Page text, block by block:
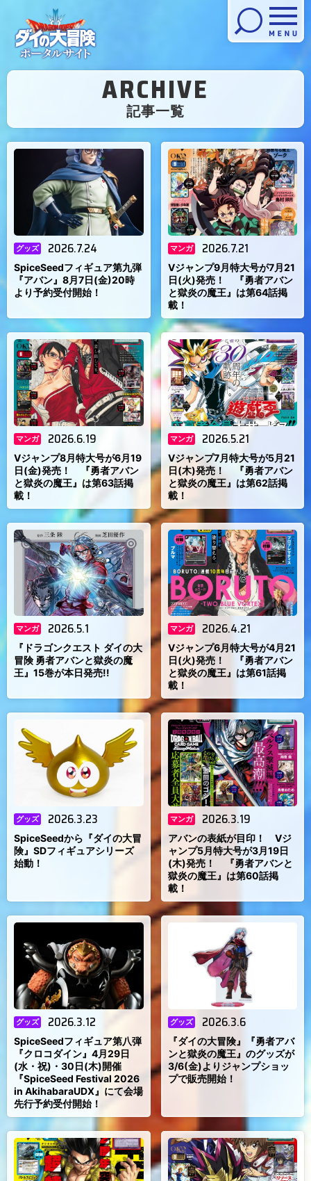
ARCHIVE
記事一覧
）
グッズ 2026.7.24
SpiceSeedフィギュア第九弾
『アバン』8月7日(金)20時
より予約受付開始！
マンガ 2026.7.21
Vジャンプ9月特大号が7月21
日(火)発売！ 『勇者アバン
と獄炎の魔王』は第64話掲
載！
マンガ 2026.6.19
Vジャンプ8月特大号が6月19
日(金)発売！ 『勇者アバン
と獄炎の魔王』は第63話掲
載！
マンガ 2026.5.21
Vジャンプ7月特大号が5月21
日(木)発売！ 『勇者アバン
と獄炎の魔王』は第62話掲
載！
マンガ 2026.5.1
『ドラゴンクエスト ダイの大
冒険 勇者アバンと獄炎の魔
王』15巻が本日発売!!
マンガ 2026.4.21
Vジャンプ6月特大号が4月21
日(火)発売！ 『勇者アバン
と獄炎の魔王』は第61話掲
載！
グッズ 2026.3.23
SpiceSeedから『ダイの大冒
険』SDフィギュアシリーズ
始動！
マンガ 2026.3.19
アバンの表紙が目印！ Vジ
ャンプ5月特大号が3月19日
(木)発売！ 『勇者アバンと
獄炎の魔王』は第60話掲
載！
グッズ 2026.3.12
SpiceSeedフィギュア第八弾
『クロコダイン』4月29日
(水・祝)・30日(木)開催
『SpiceSeed Festival 2026
in AkihabaraUDX』にて会場
先行予約受付開始！
グッズ 2026.3.6
『ダイの大冒険』『勇者アバ
ンと獄炎の魔王』のグッズが
3/6(金)よりジャンプショッ
プで販売開始！